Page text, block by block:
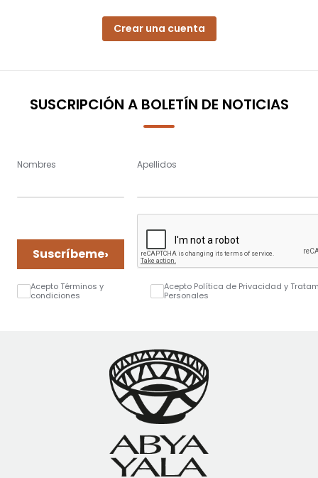
Crear una cuenta
SUSCRIPCIÓN A BOLETÍN DE NOTICIAS
Nombres Apellidos
Suscríbeme›
Acepto Términos y
condiciones
Acepto Política de Privacidad y
Personales